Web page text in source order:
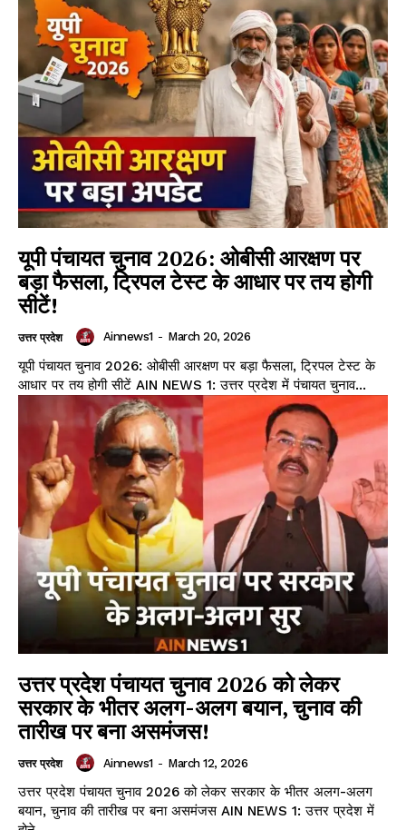
यूपी पंचायत चुनाव 2026: ओबीसी आरक्षण पर
बड़ा फैसला, ट्रिपल टेस्ट के आधार पर तय होगी
सीटें!
उत्तर प्रदेश Ainnews1 - March 20, 2026
यूपी पंचायत चुनाव 2026: ओबीसी आरक्षण पर बड़ा फैसला, ट्रिपल टेस्ट के
आधार पर तय होगी सीटें AIN NEWS 1: उत्तर प्रदेश में पंचायत चुनाव...
उत्तर प्रदेश पंचायत चुनाव 2026 को लेकर
सरकार के भीतर अलग-अलग बयान, चुनाव की
तारीख पर बना असमंजस!
उत्तर प्रदेश Ainnews1 - March 12, 2026
उत्तर प्रदेश पंचायत चुनाव 2026 को लेकर सरकार के भीतर अलग-अलग
बयान, चुनाव की तारीख पर बना असमंजस AIN NEWS 1: उत्तर प्रदेश में